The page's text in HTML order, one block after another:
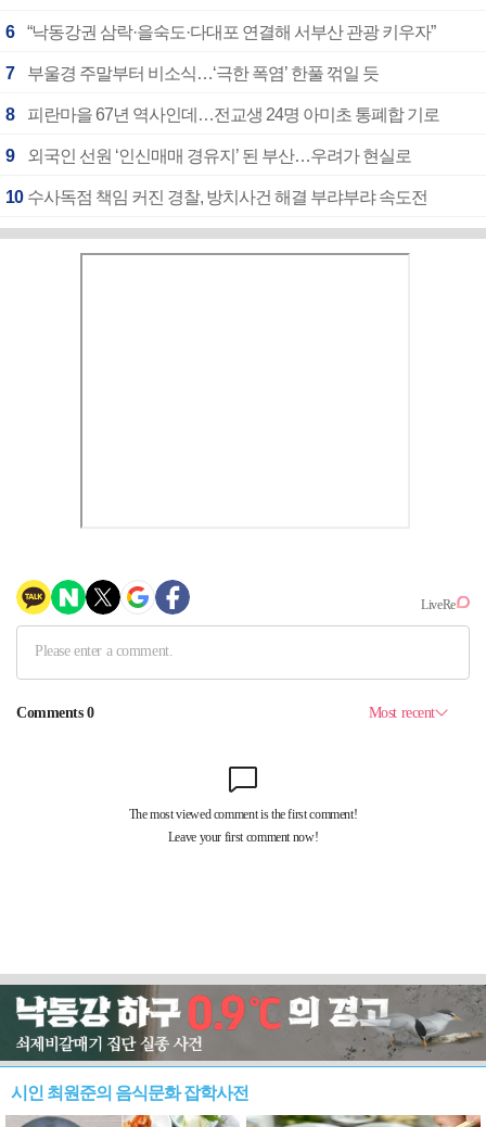
6 “낙동강권 삼락·을숙도·다대포 연결해 서부산 관광 키우자”
7 부울경 주말부터 비소식…‘극한 폭염’ 한풀 꺾일 듯
8 피란마을 67년 역사인데…전교생 24명 아미초 통폐합 기로
9 외국인 선원 ‘인신매매 경유지’ 된 부산…우려가 현실로
10 수사독점 책임 커진 경찰, 방치사건 해결 부랴부랴 속도전
시인 최원준의 음식문화 잡학사전